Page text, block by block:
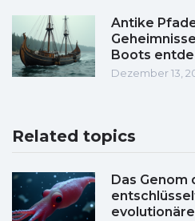
Antike
Boots
Dezember 13,
Related topics
Das